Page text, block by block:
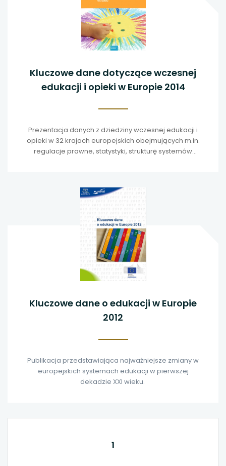
Kluczowe dane dotyczące wczesnej
edukacji i opieki w Europie 2014
Prezentacja danych z dziedziny wczesnej edukacji i
opieki w 32 krajach europejskich obejmujących m.in.
regulacje prawne, statystyki, strukturę systemów
Kluczowe dane o edukacji w Europie
2012
Publikacja przedstawiająca najważniejsze zmiany w
europejskich systemach edukacji w pierwszej
dekadzie XXI wieku.
1